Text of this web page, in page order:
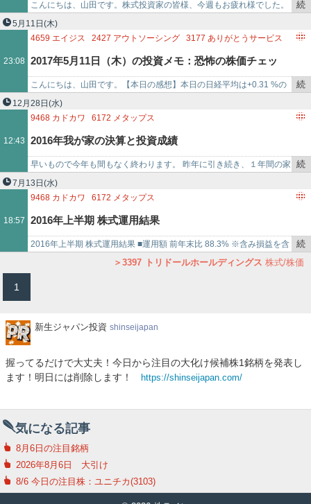
4248竹本容器 1949住友電設
カ（4809）を買い増し
こんにちは、山田です。株式投資家の皆様、今週もお疲れ様でした。
【本日の感想】本日の日経平均は-0.39 %の19883。この前のダウ
20000のとき…
続
を
で
5月11日 (木)
23:08
4659 エイジス 2427 アウトソーシング 3177 ありがとうサービス
ピックルスコーポレーション
トリドールホールディングス
ハビックス
4248竹本容器 4809パラカ
2017年5月11日（木）の投資メモ：恐怖の株価チェッ
ク！
こんにちは、山田です。【本日の感想】本日の日経平均は+0.31 %の
19961。は～無気力。日経平均は20000行くのか、行かないのか！？
とか盛り上…
続
を
で
12月28日 (水)
12:43
9468 カドカワ 6172 メタップス
トリドールホールディングス 3416
AIMING 6535アイモバイル
2016年我が家の決算と投資成績
早いもので今年も間もなく終わります。 昨年に引き続き、１年間の家
計簿のチェックと投資成績を振り返ります。 50年計画はこちら↓ 50年
計画で…
続
を
で
7月13日 (水)
18:57
9468 カドカワ 6172 メタップス
トリドールホールディングス
ネクステージ 4776サイボウズ
8316三井住友フィナンシャルグループ
2016年上半期 株式運用結果
2016年上半期 株式運用結果 ■運用額 前年末比 88.3% ※含み損益を含
む運用額ベース 月次更新が止まっておりましたので、久しぶり…
続
き
3397 トリドールホールディングス 株式/株価
1
新
ャ
パ
新生ジャパン投資 shinseijapan
握ってるだけで大丈夫！今日から注目の大化け候補株1銘柄を発表し
ます！明日には削除します！
https://shinseijapan.com/
気になる記事
8月6日の注目銘柄
2026年8月6日 大引け
8/6 今日の注目株：ユニチカ(3103)